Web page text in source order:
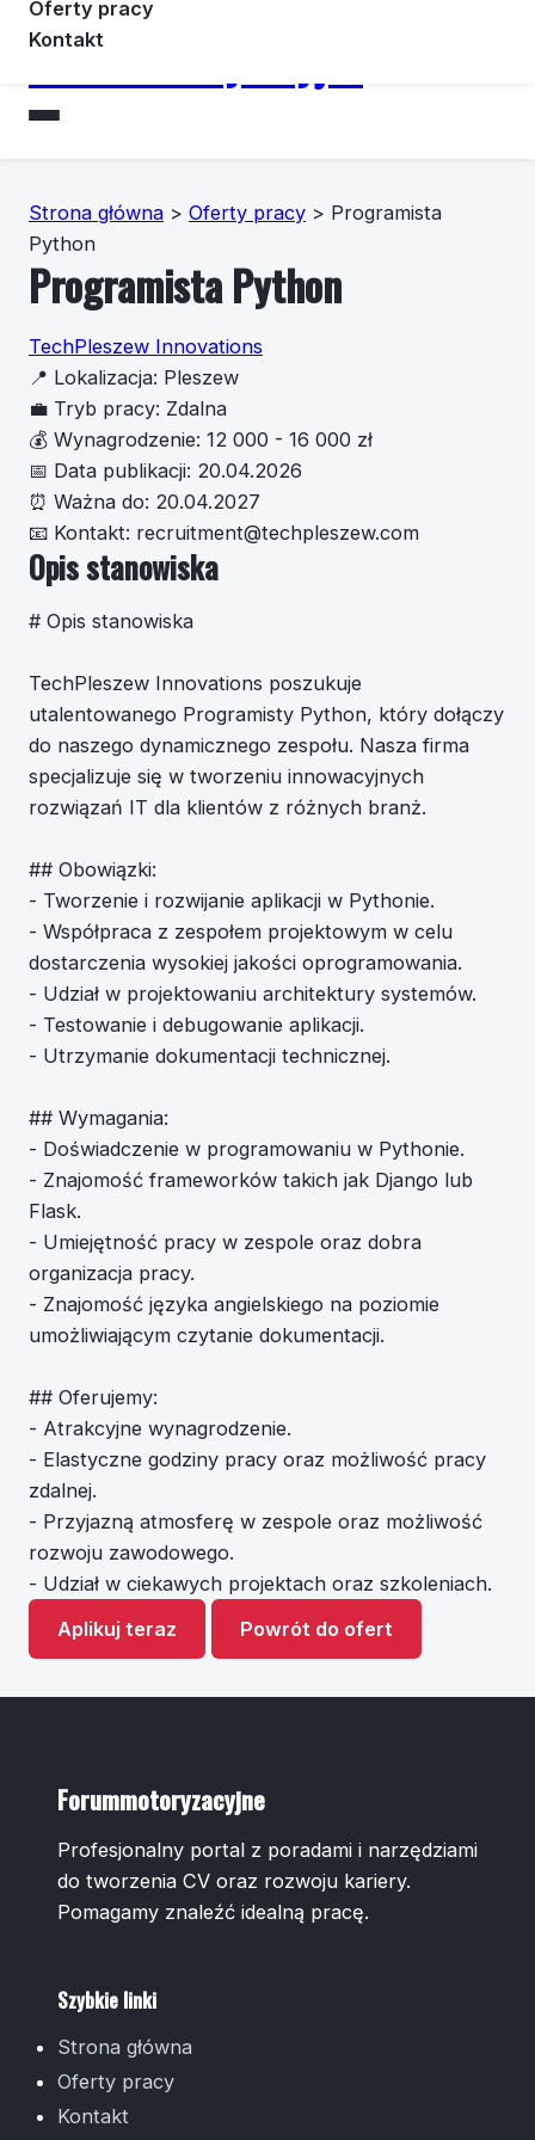
Forummotoryzacyjne
Oferty pracy
Kontakt
Strona główna > Oferty pracy > Programista
Python
Programista Python
TechPleszew Innovations
📍 Lokalizacja: Pleszew
💼 Tryb pracy: Zdalna
💰 Wynagrodzenie: 12 000 - 16 000 zł
📅 Data publikacji: 20.04.2026
⏰ Ważna do: 20.04.2027
📧 Kontakt: recruitment@techpleszew.com
Opis stanowiska
# Opis stanowiska
TechPleszew Innovations poszukuje
utalentowanego Programisty Python, który dołączy
do naszego dynamicznego zespołu. Nasza firma
specjalizuje się w tworzeniu innowacyjnych
rozwiązań IT dla klientów z różnych branż.
## Obowiązki:
- Tworzenie i rozwijanie aplikacji w Pythonie.
- Współpraca z zespołem projektowym w celu
dostarczenia wysokiej jakości oprogramowania.
- Udział w projektowaniu architektury systemów.
- Testowanie i debugowanie aplikacji.
- Utrzymanie dokumentacji technicznej.
## Wymagania:
- Doświadczenie w programowaniu w Pythonie.
- Znajomość frameworków takich jak Django lub
Flask.
- Umiejętność pracy w zespole oraz dobra
organizacja pracy.
- Znajomość języka angielskiego na poziomie
umożliwiającym czytanie dokumentacji.
## Oferujemy:
- Atrakcyjne wynagrodzenie.
- Elastyczne godziny pracy oraz możliwość pracy
zdalnej.
- Przyjazną atmosferę w zespole oraz możliwość
rozwoju zawodowego.
- Udział w ciekawych projektach oraz szkoleniach.
Aplikuj teraz
Powrót do ofert
Forummotoryzacyjne
Profesjonalny portal z poradami i narzędziami
do tworzenia CV oraz rozwoju kariery.
Pomagamy znaleźć idealną pracę.
Szybkie linki
Strona główna
Oferty pracy
Kontakt